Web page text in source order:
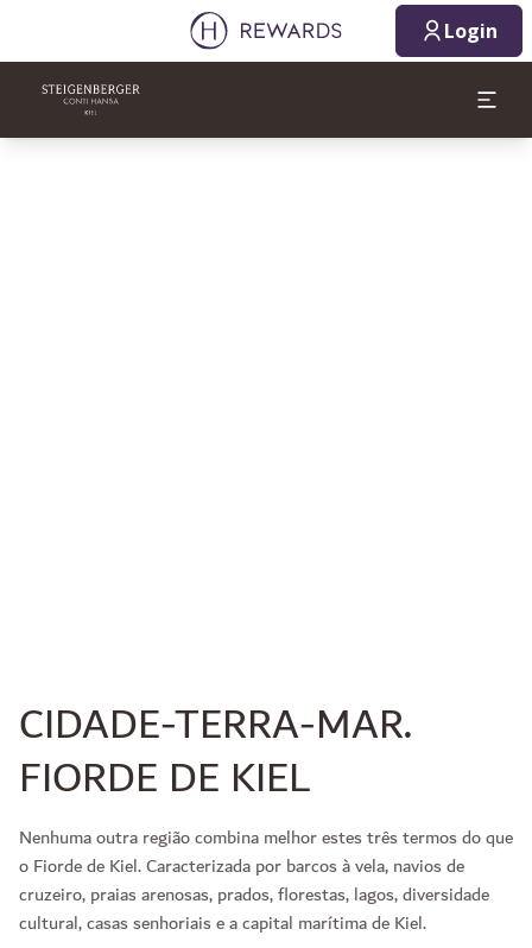
Login
CIDADE-TERRA-MAR.
FIORDE DE KIEL
Nenhuma outra região combina melhor estes três termos do que
o Fiorde de Kiel. Caracterizada por barcos à vela, navios de
cruzeiro, praias arenosas, prados, florestas, lagos, diversidade
cultural, casas senhoriais e a capital marítima de Kiel.